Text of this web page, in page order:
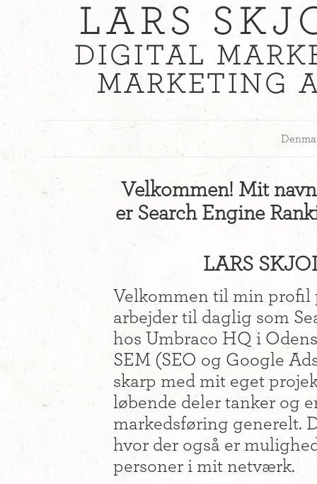
LARS
DIGITAL
MARKETING
Velkommen! Mit
er Search Engine
LARS
Velkommen til min profil
arbejder til daglig som
hos Umbraco HQ i
SEM (SEO og Google
skarp med mit eget
løbende deler tanker og
markedsføring generelt.
hvor der også er
personer i mit netværk.